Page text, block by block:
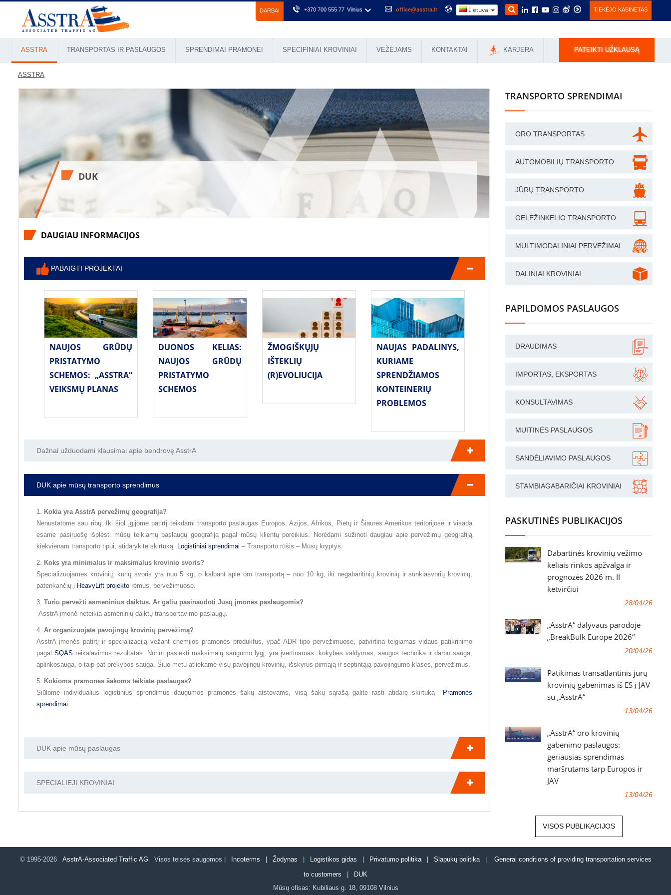
DARBAI TIEKĖJO KABINETAS
+370 700 555 77 Vilnius office@asstra.lt Lietuva
ASSTRA TRANSPORTAS IR PASLAUGOS SPRENDIMAI PRAMONEI SPECIFINIAI KROVINIAI VEŽĖJAMS KONTAKTAI KARJERA PATEIKTI UŽKLAUSĄ
ASSTRA
DUK
DAUGIAU INFORMACIJOS
PABAIGTI PROJEKTAI
NAUJOS GRŪDŲ
PRISTATYMO
SCHEMOS: „ASSTRA“
VEIKSMŲ PLANAS
DUONOS KELIAS:
NAUJOS GRŪDŲ
PRISTATYMO
SCHEMOS
ŽMOGIŠKŲJŲ
IŠTEKLIŲ
(R)EVOLIUCIJA
NAUJAS PADALINYS,
KURIAME
SPRENDŽIAMOS
KONTEINERIŲ
PROBLEMOS
Dažnai užduodami klausimai apie bendrovę AsstrA
DUK apie mūsų transporto sprendimus
Kokia yra AsstrA pervežimų geografija?
Nenustatome sau ribų. Iki šiol įgijome patirtį teikdami transporto paslaugas Europos, Azijos, Afrikos, Pietų ir Šiaurės Amerikos teritorijose ir visada
esame pasiruošę išplėsti mūsų teikiamų paslaugų geografiją pagal mūsų klientų poreikius. Norėdami sužinoti daugiau apie pervežimų geografiją
kiekvienam transporto tipui, atidarykite skirtuką Logistiniai sprendimai – Transporto rūšis – Mūsų kryptys.
Koks yra minimalus ir maksimalus krovinio svoris?
Specializuojamės krovinių, kurių svoris yra nuo 5 kg, o kalbant apie oro transportą – nuo 10 kg, iki negabaritinių krovinių ir sunkiasvorių krovinių,
patenkančių į HeavyLift projekto rėmus, pervežimuose.
Turiu pervežti asmeninius daiktus. Ar galiu pasinaudoti Jūsų įmonės paslaugomis?
AsstrA įmonė neteikia asmeninių daiktų transportavimo paslaugų.
Ar organizuojate pavojingų krovinių pervežimą?
AsstrA įmonės patirtį ir specializaciją vežant chemijos pramonės produktus, ypač ADR tipo pervežimuose, patvirtina teigiamas vidaus patikrinimo
pagal SQAS reikalavimus rezultatas. Norint pasiekti maksimalų saugumo lygį, yra įvertinamas: kokybės valdymas, saugos technika ir darbo sauga,
aplinkosauga, o taip pat prekybos sauga. Šiuo metu atliekame visų pavojingų krovinių, išskyrus pirmąją ir septintąją pavojingumo klases, pervežimus.
Kokioms pramonės šakoms teikiate paslaugas?
Siūlome individualius logistinius sprendimus daugumos pramonės šakų atstovams, visą šakų sąrašą galiterasti atidarę skirtuką Pramonės
sprendimai.
DUK apie mūsų paslaugas
SPECIALIEJI KROVINIAI
TRANSPORTO SPRENDIMAI
ORO TRANSPORTAS
AUTOMOBILIŲ TRANSPORTO
JŪRŲ TRANSPORTO
GELEŽINKELIO TRANSPORTO
MULTIMODALINIAI PERVEŽIMAI
DALINIAI KROVINIAI
PAPILDOMOS PASLAUGOS
DRAUDIMAS
IMPORTAS, EKSPORTAS
KONSULTAVIMAS
MUITINĖS PASLAUGOS
SANDĖLIAVIMO PASLAUGOS
STAMBIAGABARIČIAI KROVINIAI
PASKUTINĖS PUBLIKACIJOS
Dabartinės krovinių vežimo
keliais rinkos apžvalga ir
prognozės 2026 m. II
ketvirčiui
28/04/26
„AsstrA“ dalyvaus parodoje
„BreakBulk Europe 2026“
20/04/26
Patikimas transatlantinis jūrų
krovinių gabenimas iš ES į JAV
su „AsstrA“
13/04/26
„AsstrA“ oro krovinių
gabenimo paslaugos:
geriausias sprendimas
maršrutams tarp Europos ir
JAV
13/04/26
VISOS PUBLIKACIJOS
© 1995-2026 AsstrA-Associated Traffic AGVisos teisės saugomos | Incoterms Žodynas Logistikos gidas Privatumo politika| Slapukų politika
General conditions of providing transportation services
to customers
DUK
Mūsų ofisas: Kubiliaus g. 18, 09108 Vilnius